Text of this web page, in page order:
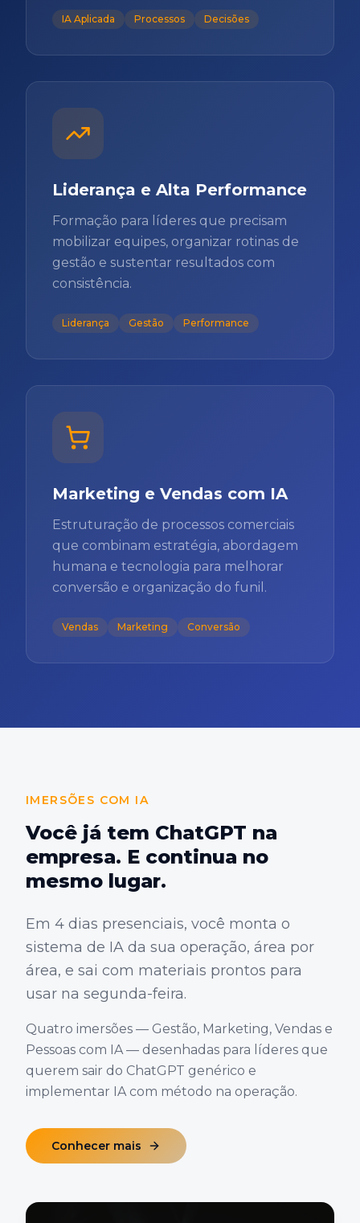
IA Aplicada Processos Decisões
Liderança e Alta Performance
Formação para líderes que precisam
mobilizar equipes, organizar rotinas de
gestão e sustentar resultados com
consistência.
Liderança Gestão Performance
Marketing e Vendas com IA
Estruturação de processos comerciais
que combinam estratégia, abordagem
humana e tecnologia para melhorar
conversão e organização do funil.
Vendas Marketing Conversão
IMERSÕES COM IA
Você já tem ChatGPT na
empresa. E continua no
mesmo lugar.
Em 4 dias presenciais, você monta o
sistema de IA da sua operação, área por
área, e sai com materiais prontos para
usar na segunda-feira.
Quatro imersões — Gestão, Marketing, Vendas e
Pessoas com IA — desenhadas para líderes que
querem sair do ChatGPT genérico e
implementar IA com método na operação.
Conhecer mais